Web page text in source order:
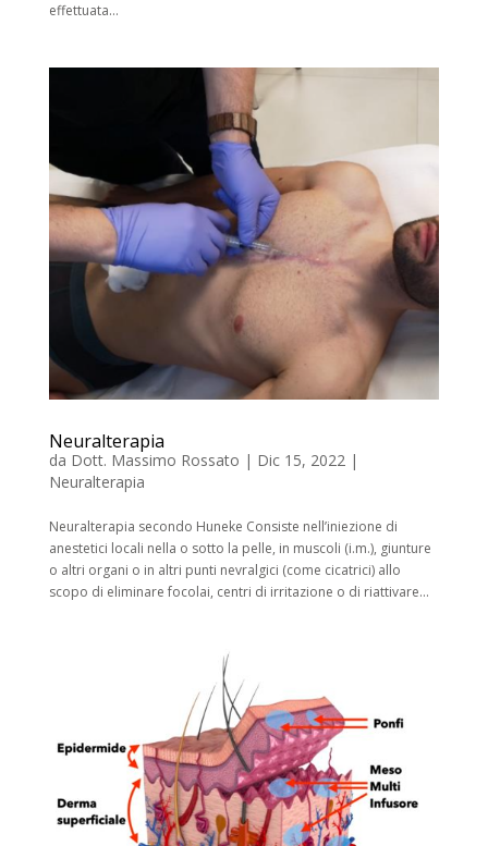
effettuata...
Neuralterapia
da Dott. Massimo Rossato | Dic 15, 2022|
Neuralterapia
Neuralterapia secondo Huneke Consiste nell’iniezione di
anestetici locali nella o sotto la pelle, in muscoli (i.m.), giunture
o altri organi o in altri punti nevralgici (come cicatrici) allo
scopo di eliminare focolai, centri di irritazione o di riattivare...